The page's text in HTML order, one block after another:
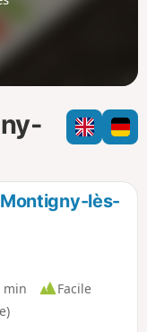
p
lès-
min
Facile